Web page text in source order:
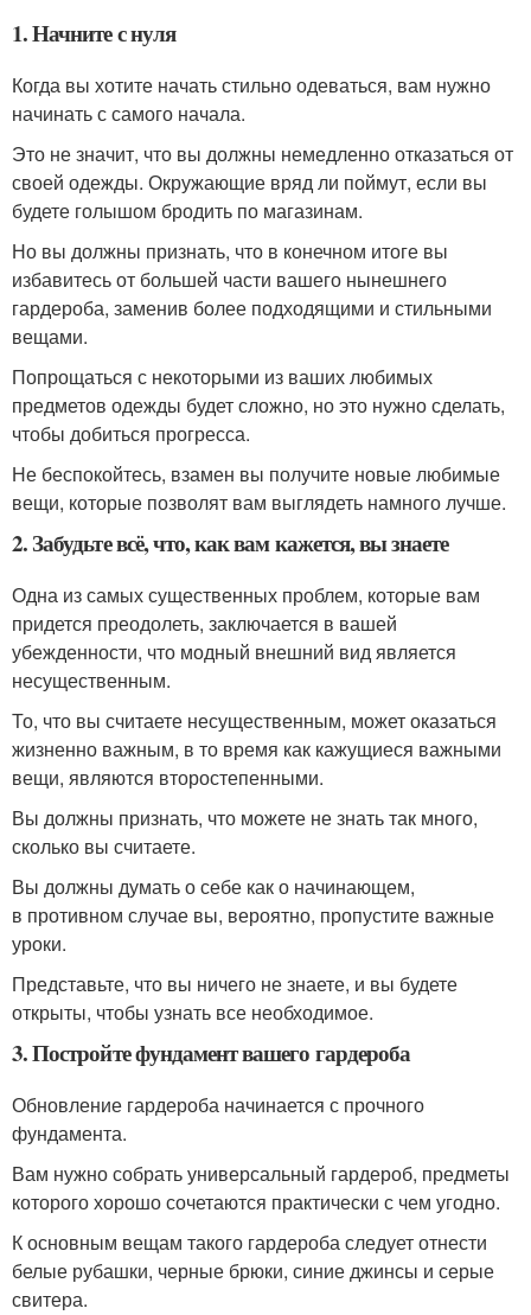
1. Начните с нуля
Когда вы хотите начать стильно одеваться, вам нужно
начинать с самого начала.
Это не значит, что вы должны немедленно отказаться от
своей одежды. Окружающие вряд ли поймут, если вы
будете голышом бродить по магазинам.
Но вы должны признать, что в конечном итоге вы
избавитесь от большей части вашего нынешнего
гардероба, заменив более подходящими и стильными
вещами.
Попрощаться с некоторыми из ваших любимых
предметов одежды будет сложно, но это нужно сделать,
чтобы добиться прогресса.
Не беспокойтесь, взамен вы получите новые любимые
вещи, которые позволят вам выглядеть намного лучше.
2. Забудьте всё, что, как вам кажется, вы знаете
Одна из самых существенных проблем, которые вам
придется преодолеть, заключается в вашей
убежденности, что модный внешний вид является
несущественным.
То, что вы считаете несущественным, может оказаться
жизненно важным, в то время как кажущиеся важными
вещи, являются второстепенными.
Вы должны признать, что можете не знать так много,
сколько вы считаете.
Вы должны думать о себе как о начинающем,
в противном случае вы, вероятно, пропустите важные
уроки.
Представьте, что вы ничего не знаете, и вы будете
открыты, чтобы узнать все необходимое.
3. Постройте фундамент вашего гардероба
Обновление гардероба начинается с прочного
фундамента.
Вам нужно собрать универсальный гардероб, предметы
которого хорошо сочетаются практически с чем угодно.
К основным вещам такого гардероба следует отнести
белые рубашки, черные брюки, синие джинсы и серые
свитера.